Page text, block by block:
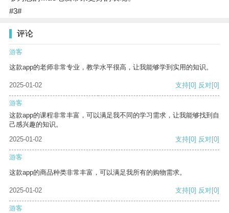
#3#
评论
游客
这款app的老师非常专业，教学水平很高，让我能够学到实用的知识。
2025-01-02 支持[0] 反对[0]
游客
这款app的课程非常丰富，可以满足我不同的学习需求，让我能够找到自
己感兴趣的知识。
2025-01-02
支持[0] 反对[0]
游客
这款app的商品种类非常丰富，可以满足我所有的购物需求。
2025-01-02 支持[0] 反对[0]
游客